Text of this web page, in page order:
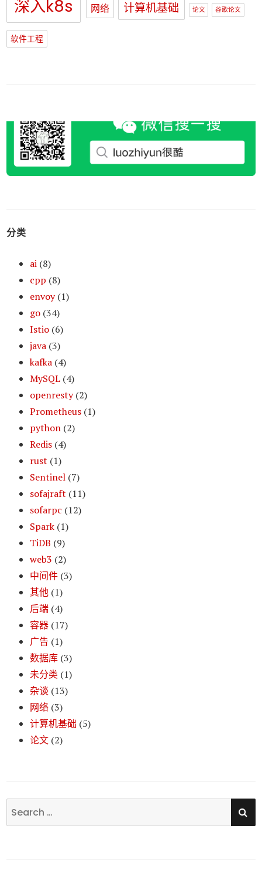
深入k8s 网络 计算机基础 论文 谷歌论文
软件工程
分类
ai (8)
cpp (8)
envoy(1)
go (34)
Istio (6)
java (3)
kafka (4)
MySQL (4)
openresty(2)
Prometheus (1)
python (2)
Redis (4)
rust (1)
Sentinel (7)
sofajraft (11)
sofarpc (12)
Spark (1)
TiDB (9)
web3 (2)
中间件 (3)
其他 (1)
后端 (4)
容器 (17)
广告 (1)
数据库 (3)
未分类 (1)
杂谈 (13)
网络 (3)
计算机基础 (5)
论文 (2)
Search
for: